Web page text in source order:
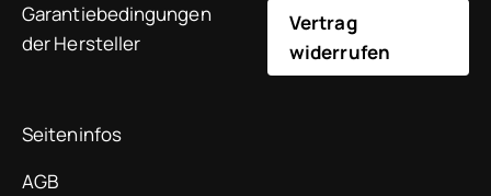
Garantiebedingungen
der Hersteller
Vertrag
widerrufen
Seiteninfos
AGB